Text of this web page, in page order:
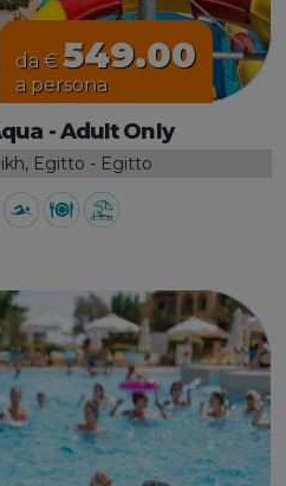
da €549.00
a persona
- Adult Only
Egitto - Egitto